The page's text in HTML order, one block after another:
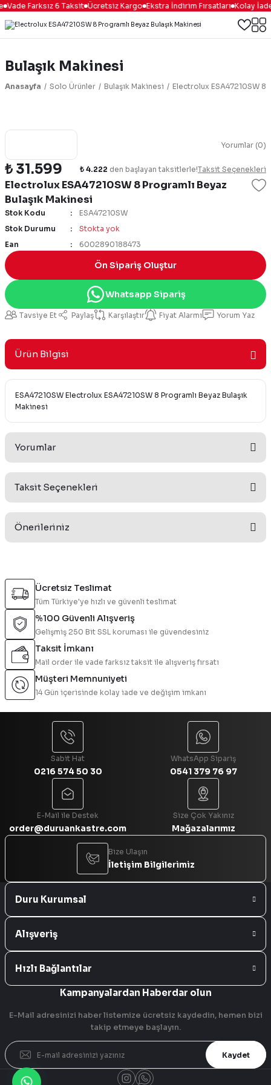
Vade Farksız 6 Taksit Ücretsiz Kargo Ekstra İndirim Fırsatları Kolay
Bulaşık Makinesi
Anasayfa Solo Ürünler Bulaşık Makinesi Electrolux ESA47210SW 8
Yorumlar (0)
Electrolux ESA47210SW 8 Programlı Beyaz
Bulaşık Makinesi
₺ 31.599 ₺ 4.222 den başlayan taksitlerle!Taksit Seçenekleri
Stok Kodu
ESA47210SW
Stok Durumu
Stokta yok
Ean
6002890188473
Ön Sipariş Oluştur
Whatsapp Sipariş
Tavsiye Et Paylaş Karşılaştır Fiyat Alarmı Yorum Yaz
Ürün Bilgisi
ESA47210SW Electrolux ESA47210SW 8 Programlı Beyaz Bulaşık
Makinesi
Yorumlar
Yorum Yaz
Taksit Seçenekleri
Önerileriniz
konularda yetersiz gördüğünüz noktaları öneri formunu
kullanarak tarafımıza iletebilirsiniz.
Görüş ve önerileriniz için teşekkür ederiz.
Ürün resmi kalitesiz, bozuk veya görüntülenemiyor.
Ürün açıklamasında eksik bilgiler bulunuyor.
Ürün bilgilerinde hatalar bulunuyor.
Ürün fiyatı diğer sitelerden daha pahalı.
Ücretsiz Teslimat
Tüm Türkiye'ye hızlı ve güvenli teslimat
%100 Güvenli Alışveriş
Gelişmiş 250 Bit SSL koruması ile güvendesiniz
Taksit İmkanı
Mail order ile vade farksız taksit ile alışveriş fırsatı
Müşteri Memnuniyeti
14 Gün içerisinde kolay iade ve değişim imkanı
Sabit Hat
0216 574 50 30
WhatsApp Sipariş
0541 379 76 97
E-Mail ile Destek
order@duruankastre.com
Size Çok Yakınız
Mağazalarımız
Bize Ulaşın
İletişim Bilgilerimiz
Duru Kurumsal
Alışveriş
Hızlı Bağlantılar
Kampanyalardan Haberdar olun
E-Mail adresinizi haber listemize ücretsiz kaydedin, hemen bizi
takip etmeye başlayın.
Kaydet